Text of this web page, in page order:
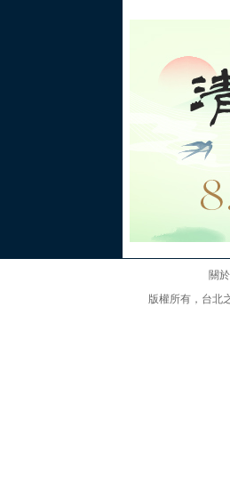
關
版權所有，台北